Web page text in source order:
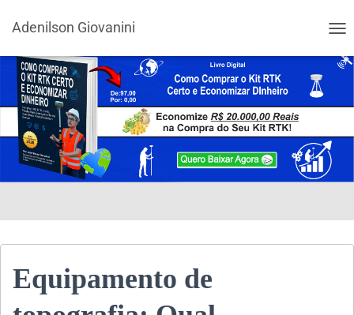
Adenilson Giovanini
Equipamento de